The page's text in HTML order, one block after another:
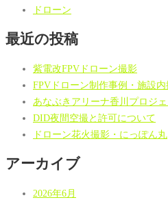
ドローン
最近の投稿
紫電改FPVドローン撮影
FPVドローン制作事例・施設
あなぶきアリーナ香川プロジ
DID夜間空撮と許可について
ドローン花火撮影・にっぽん丸
アーカイブ
2026年6月